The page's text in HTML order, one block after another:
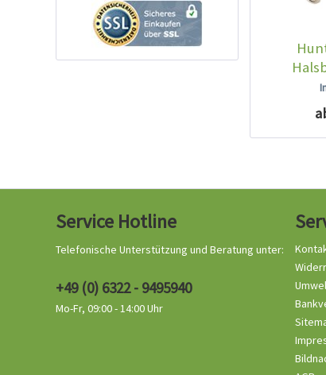
Service Hotline
Telefonische Unterstützung und Beratung unter:
+49 (0) 6322 - 9495940
Mo-Fr, 09:00 - 14:00 Uhr